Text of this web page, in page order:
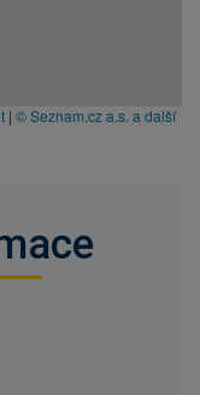
| © Seznam.cz a.s. a další